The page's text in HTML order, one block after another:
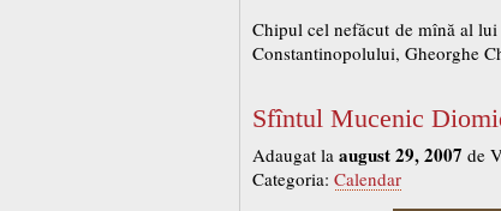
Chipul cel nefăcut de mînă al
Constantinopolului, Gheorghe
Sfîntul Mucenic
Adaugat la august 29, 2007 de
Categoria: Calendar